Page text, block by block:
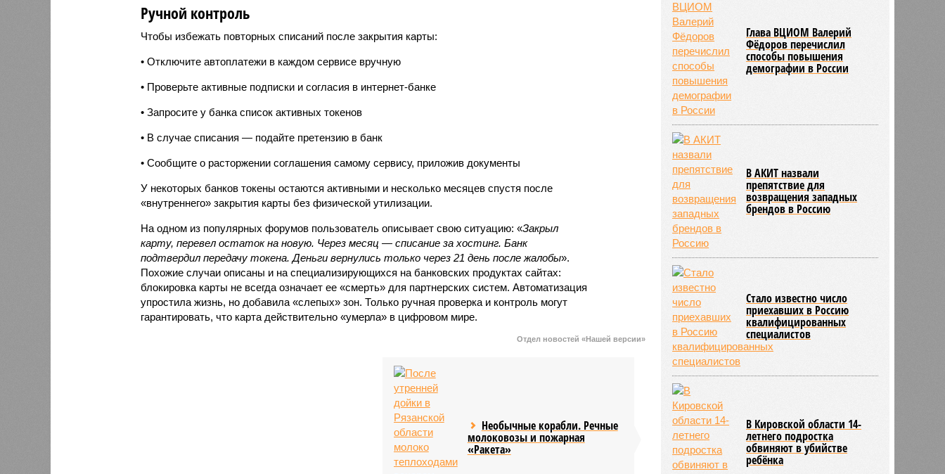
Ручной контроль
Чтобы избежать повторных списаний после закрытия карты:
• Отключите автоплатежи в каждом сервисе вручную
• Проверьте активные подписки и согласия в интернет-банке
• Запросите у банка список активных токенов
• В случае списания — подайте претензию в банк
• Сообщите о расторжении соглашения самому сервису, приложив документы
У некоторых банков токены остаются активными и несколько месяцев спустя после
«внутреннего» закрытия карты без физической утилизации.
На одном из популярных форумов пользователь описывает свою ситуацию: «Закрыл
карту, перевел остаток на новую. Через месяц — списание за хостинг. Банк
подтвердил передачу токена. Деньги вернулись только через 21 день после жалобы».
Похожие случаи описаны и на специализирующихся на банковских продуктах сайтах:
блокировка карты не всегда означает ее «смерть» для партнерских систем. Автоматизация
упростила жизнь, но добавила «слепых» зон. Только ручная проверка и контроль могут
гарантировать, что карта действительно «умерла» в цифровом мире.
Отдел новостей «Нашей версии»
Необычные корабли. Речные
молоковозы и пожарная
«Ракета»
Глава ВЦИОМ Валерий
Фёдоров перечислил
способы повышения
демографии в России
В АКИТ назвали
препятствие для
возвращения западных
брендов в Россию
Стало известно число
приехавших в Россию
квалифицированных
специалистов
В Кировской области 14-
летнего подростка
обвиняют в убийстве
ребёнка